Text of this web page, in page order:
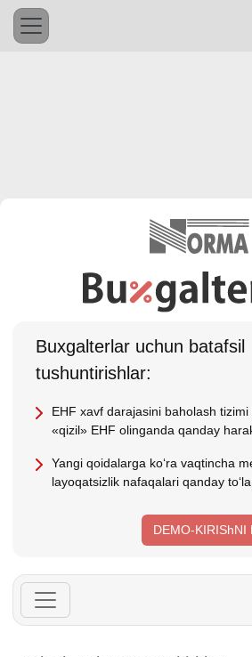
Buхgalterlar uchun batafsil
tushuntirishlar:
EHF хavf darajasini baholash
«qizil» EHF olinganda qanday
Yangi qoidalarga koʻra vaqtincha
layoqatsizlik nafaqalari qanday
DEMO-KIRIShNI